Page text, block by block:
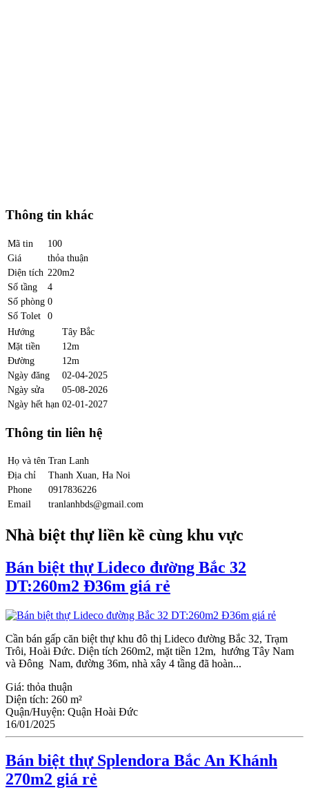
Thông tin khác
Mã tin
100
Giá
thỏa thuận
Diện tích 220m2
Số tầng
4
Số phòng 0
Số Tolet
0
Hướng
Tây Bắc
Mặt tiền
12m
Đường
12m
Ngày đăng
02-04-2025
Ngày sửa
05-08-2026
Ngày hết hạn 02-01-2027
Thông tin liên hệ
Họ và tên Tran Lanh
Địa chỉ
Thanh Xuan, Ha Noi
Phone
0917836226
Email
tranlanhbds@gmail.com
Nhà biệt thự liền kề cùng khu vực
Bán biệt thự Lideco đường Bắc 32
DT:260m2 Đ36m giá rẻ
Cần bán gấp căn biệt thự khu đô thị Lideco đường Bắc 32, Trạm
Trôi, Hoài Đức. Diện tích 260m2, mặt tiền 12m, hướng Tây Nam
và Đông Nam, đường 36m, nhà xây 4 tầng đã hoàn...
Giá: thỏa thuận
Diện tích: 260 m²
Quận/Huyện: Quận Hoài Đức
16/01/2025
Bán biệt thự Splendora Bắc An Khánh
270m2 giá rẻ